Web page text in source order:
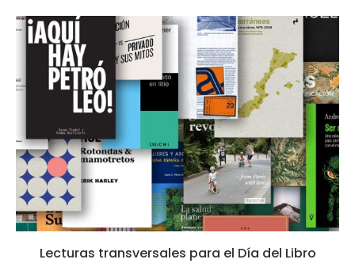
Lecturas transversales para el Día del Libro